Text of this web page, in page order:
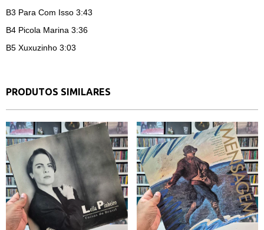
B3 Para Com Isso 3:43
B4 Picola Marina 3:36
B5 Xuxuzinho 3:03
PRODUTOS SIMILARES